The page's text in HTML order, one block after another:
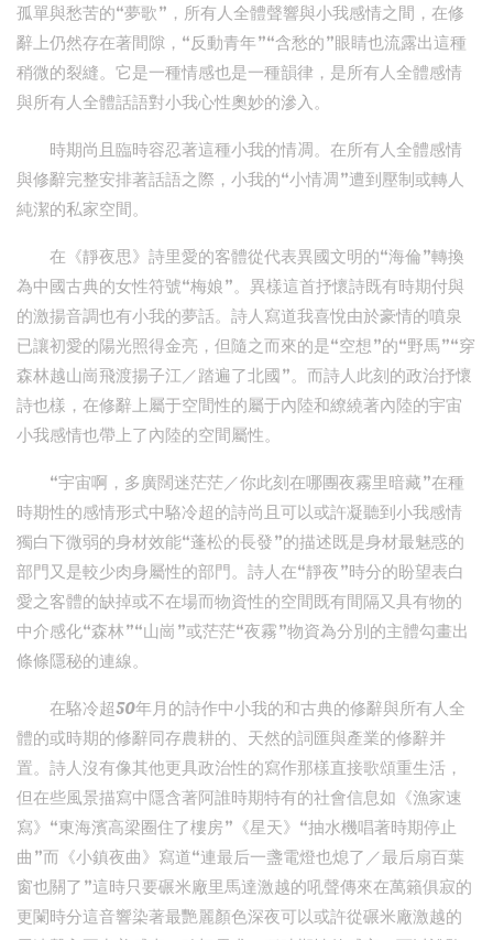
孤單與愁苦的“夢歌”，所有人全體聲響與小我感情之間，在修
辭上仍然存在著間隙，“反動青年”“含愁的”眼睛也流露出這種
稍微的裂縫。它是一種情感也是一種韻律，是所有人全體感情
與所有人全體話語對小我心性奧妙的滲入。
時期尚且臨時容忍著這種小我的情凋。在所有人全體感情
與修辭完整安排著話語之際，小我的“小情凋”遭到壓制或轉人
純潔的私家空間。
在《靜夜思》詩里愛的客體從代表異國文明的“海倫”轉換
為中國古典的女性符號“梅娘”。異樣這首抒懷詩既有時期付與
的激揚音調也有小我的夢話。詩人寫道我喜悅由於豪情的噴泉
已讓初愛的陽光照得金亮，但隨之而來的是“空想”的“野馬”“穿
森林越山崗飛渡揚子江／踏遍了北國”。而詩人此刻的政治抒懷
詩也樣，在修辭上屬于空間性的屬于內陸和繚繞著內陸的宇宙
小我感情也帶上了內陸的空間屬性。
“宇宙啊，多廣闊迷茫茫／你此刻在哪團夜霧里暗藏”在種
時期性的感情形式中駱冷超的詩尚且可以或許凝聽到小我感情
獨白下微弱的身材效能“蓬松的長發”的描述既是身材最魅惑的
部門又是較少肉身屬性的部門。詩人在“靜夜”時分的盼望表白
愛之客體的缺掉或不在場而物資性的空間既有間隔又具有物的
中介感化“森林”“山崗”或茫茫“夜霧”物資為分別的主體勾畫出
條條隱秘的連線。
在駱冷超50年月的詩作中小我的和古典的修辭與所有人全
體的或時期的修辭同存農耕的、天然的詞匯與產業的修辭并
置。詩人沒有像其他更具政治性的寫作那樣直接歌頌重生活，
但在些風景描寫中隱含著阿誰時期特有的社會信息如《漁家速
寫》“東海濱高梁圈住了樓房”《星天》“抽水機唱著時期停止
曲”而《小鎮夜曲》寫道“連最后一盞電燈也熄了／最后扇百葉
窗也關了”這時只要碾米廠里馬達激越的吼聲傳來在萬籟俱寂的
更闌時分這音響染著最艷麗顏色深夜可以或許從碾米廠激越的